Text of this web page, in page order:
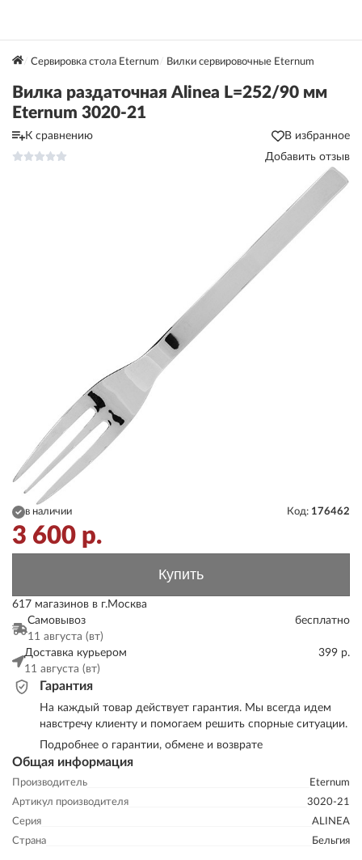
Сервировка стола Eternum Вилки сервировочные Eternum
Вилка раздаточная Alinea L=252/90 мм
Eternum 3020-21
К сравнению
В избранное
Добавить отзыв
Общая информация
Производитель
Eternum
Артикул производителя
3020-21
Серия
ALINEA
Страна
Бельгия
в наличии Код: 176462
3 600 р.
Купить
617 магазинов в г.Москва
Самовывоз
11 августа (вт)
бесплатно
Доставка курьером
11 августа (вт)
399 р.
Гарантия
На каждый товар действует гарантия. Мы всегда идем
навстречу клиенту и помогаем решить спорные ситуации.
Подробнее о гарантии, обмене и возврате